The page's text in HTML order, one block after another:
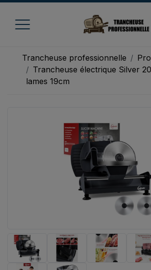
Accueil
Trancheuse à jambon
Trancheuse à pain
Trancheuse à viande
Trancheuse à légume
Trancheuse professionnelle
Trancheuse électrique Silver
lames 19cm